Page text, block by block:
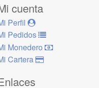
cuenta
Perfil
Pedidos
Monedero
Cartera